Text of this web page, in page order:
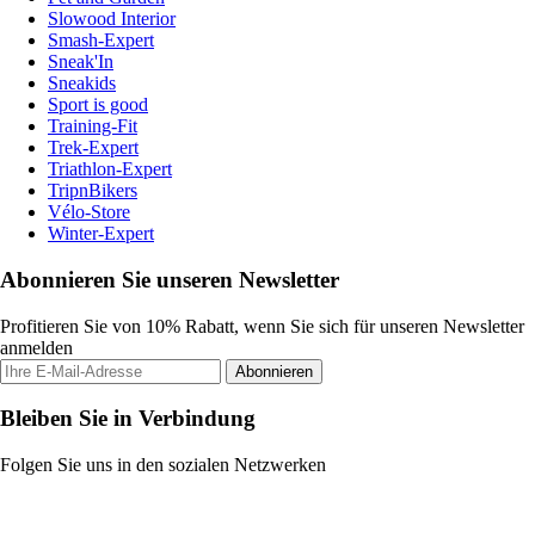
Slowood Interior
Smash-Expert
Sneak'In
Sneakids
Sport is good
Training-Fit
Trek-Expert
Triathlon-Expert
TripnBikers
Vélo-Store
Winter-Expert
Abonnieren Sie unseren Newsletter
Profitieren Sie von 10% Rabatt, wenn Sie sich für unseren Newsletter
anmelden
Abonnieren
Bleiben Sie in Verbindung
Folgen Sie uns in den sozialen Netzwerken